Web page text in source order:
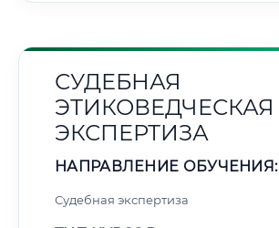
СУДЕБНАЯ
ЭТИКОВЕДЧЕСКАЯ
ЭКСПЕРТИЗА
НАПРАВЛЕНИЕ ОБУЧЕНИЯ:
Судебная экспертиза